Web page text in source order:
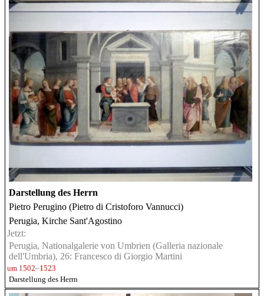
Darstellung des Herrn
Pietro Perugino (Pietro di Cristoforo Vannucci)
Perugia, Kirche Sant'Agostino
Jetzt:
Perugia, Nationalgalerie von Umbrien (Galleria nazionale
dell'Umbria), 26: Francesco di Giorgio Martini
um 1502–1523
Darstellung des Herrn